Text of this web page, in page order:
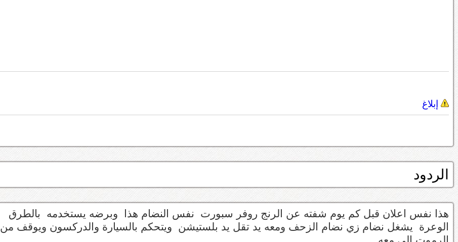
إبلاغ
الردود
هذا نفس اعلان قبل كم يوم شفته عن الرنج روفر سبورت نفس النضام هذا وبرضه يستخدمه بالطرق
الوعرة يشغل نضام زي نضام الزحف ومعه يد تقل يد بلستيشن ويتحكم بالسيارة والدركسون ويوقف من